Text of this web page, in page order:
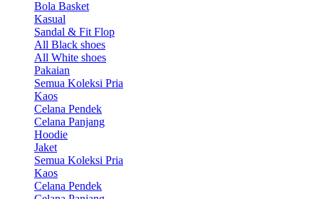
Bola Basket
Kasual
Sandal & Fit Flop
All Black shoes
All White shoes
Pakaian
Semua Koleksi Pria
Kaos
Celana Pendek
Celana Panjang
Hoodie
Jaket
Semua Koleksi Pria
Kaos
Celana Pendek